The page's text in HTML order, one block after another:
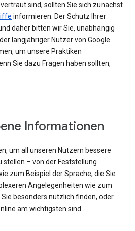
sind, sollten Sie sich zunächst
informieren. Der Schutz Ihrer
daher bitten wir Sie, unabhängig
langjähriger Nutzer von Google
um unsere Praktiken
Sie dazu Fragen haben sollten,
Informationen
um all unseren Nutzern bessere
stellen – von der Feststellung
zum Beispiel der Sprache, die Sie
Angelegenheiten wie zum
Sie besonders nützlich finden, oder
am wichtigsten sind.